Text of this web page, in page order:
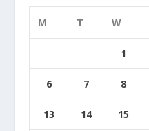
M T W
1
6 7 8
13 14 15